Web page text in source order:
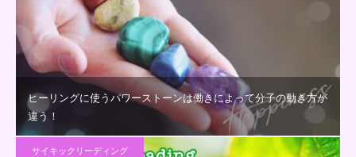
ヒーリングに使うパワーストーンは働きによって分子の動き方が
違う！
サイキックリーディング